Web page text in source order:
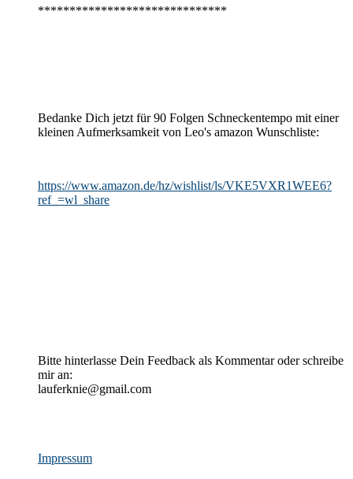
******************************
Bedanke Dich jetzt für 90 Folgen Schneckentempo mit einer
kleinen Aufmerksamkeit von Leo's amazon Wunschliste:
https://www.amazon.de/hz/wishlist/ls/VKE5VXR1WEE6?
ref_=wl_share
Bitte hinterlasse Dein Feedback als Kommentar oder schreibe
mir an:
lauferknie@gmail.com
Impressum